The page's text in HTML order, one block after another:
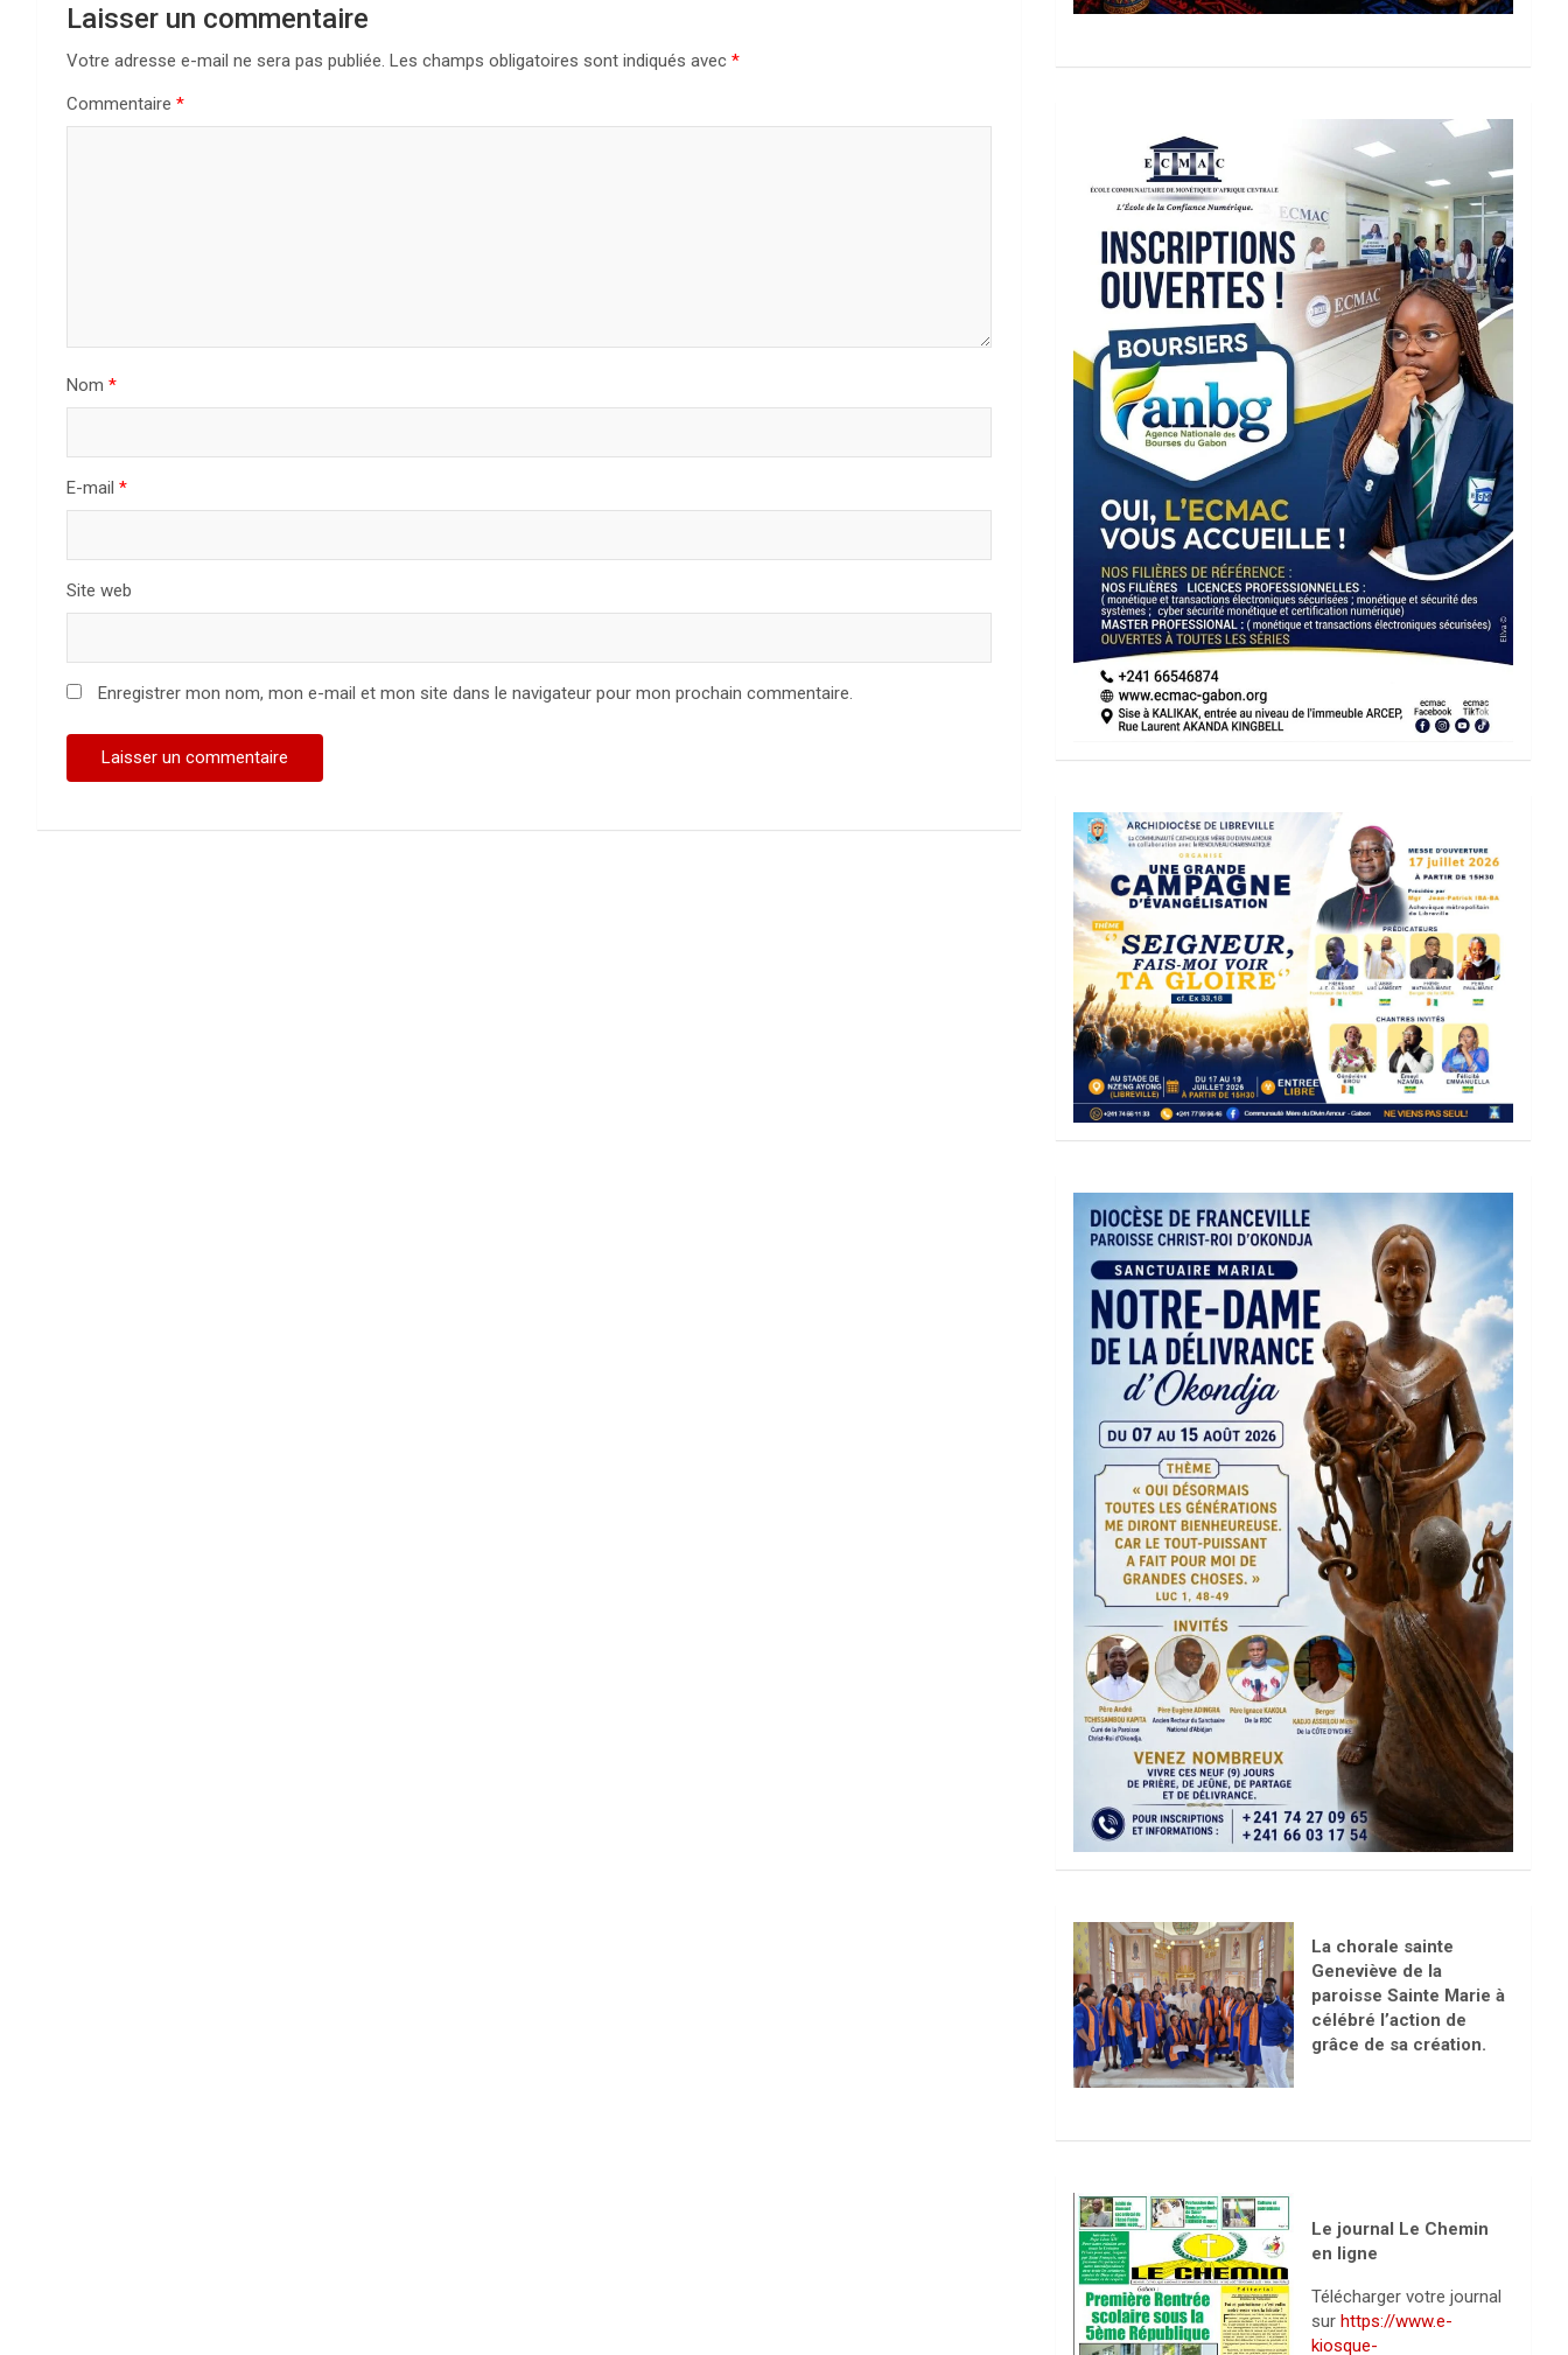
Laisser un commentaire
Votre adresse e-mail ne sera pas publiée. Les champs obligatoires sont indiqués avec *
Commentaire *
Nom *
E-mail *
Site web
Enregistrer mon nom, mon e-mail et mon site dans le navigateur pour mon prochain commentaire.
La chorale sainte
Geneviève de la
paroisse Sainte Marie à
célébré l’action de
grâce de sa création.
Le journal Le Chemin
en ligne
Télécharger votre journal
sur https://www.e-
kiosque-